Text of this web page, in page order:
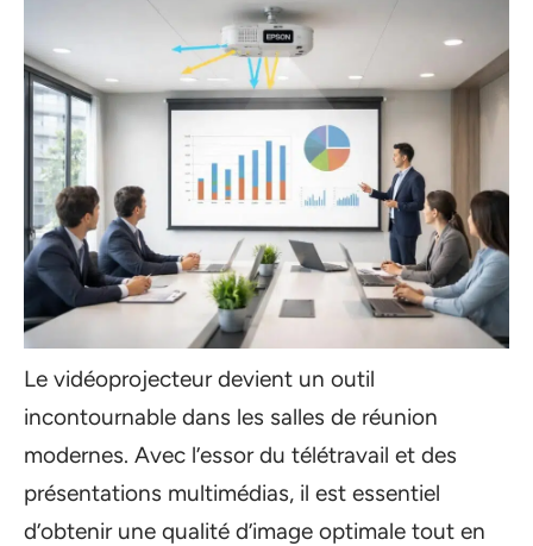
Le vidéoprojecteur devient un outil
incontournable dans les salles de réunion
modernes. Avec l’essor du télétravail et des
présentations multimédias, il est essentiel
d’obtenir une qualité d’image optimale tout en